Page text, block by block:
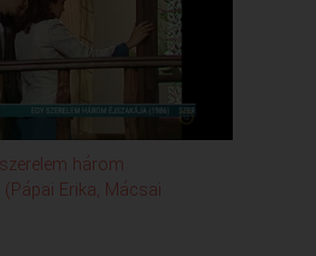
három
Erika, Mácsai